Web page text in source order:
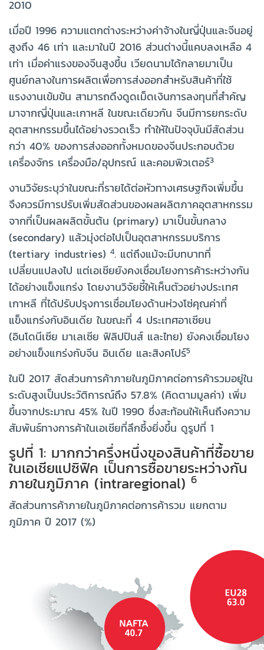
2010
เมื่อปี 1996 ความแตกต่างระหว่างค่าจ้างในญี่ปุ่นและจีนอยู่
สูงถึง 46 เท่า และมาในปี 2016 ส่วนต่างนี้แคบลงเหลือ 4
เท่า เมื่อค่าแรงของจีนสูงขึ้น เวียดนามได้กลายมาเป็น
ศูนย์กลางในการผลิตเพื่อการส่งออกสำหรับสินค้าที่ใช้
แรงงานเข้มข้น สามารถดึงดูดเม็ดเงินการลงทุนที่สำคัญ
มาจากญี่ปุ่นและเกาหลี ในขณะเดียวกัน จีนมีการยกระดับ
อุตสาหกรรมขึ้นได้อย่างรวดเร็ว ทำให้ในปัจจุบันมีสัดส่วน
กว่า 40% ของการส่งออกทั้งหมดของจีนประกอบด้วย
เครื่องจักร เครื่องมือ/อุปกรณ์ และคอมพิวเตอร์3
งานวิจัยระบุว่าในขณะที่รายได้ต่อหัวทางเศรษฐกิจเพิ่มขึ้น
จึงควรมีการปรับเพิ่มสัดส่วนของผลผลิตภาคอุตสาหกรรม
จากที่เป็นผลผลิตขั้นต้น (primary) มาเป็นขั้นกลาง
(secondary) แล้วมุ่งต่อไปเป็นอุตสาหกรรมบริการ
(tertiary industries) 4. แต่ถึงแม้จะมีบทบาทที่
เปลี่ยนแปลงไป แต่เอเชียยังคงเชื่อมโยงการค้าระหว่างกัน
ได้อย่างแข็งแกร่ง โดยงานวิจัยชี้ให้เห็นตัวอย่างประเทศ
เกาหลี ที่ได้ปรับปรุงการเชื่อมโยงด้านห่วงโซ่คุณค่าที่
แข็งแกร่งกับอินเดีย ในขณะที่ 4 ประเทศอาเซียน
(อินโดนีเซีย มาเลเซีย ฟิลิปปินส์ และไทย) ยังคงเชื่อมโยง
อย่างแข็งแกร่งกับจีน อินเดีย และสิงคโปร์5
ในปี 2017 สัดส่วนการค้าภายในภูมิภาคต่อการค้ารวมอยู่ใน
ระดับสูงเป็นประวัติการณ์ถึง 57.8% (คิดตามมูลค่า) เพิ่ม
ขึ้นจากประมาณ 45% ในปี 1990 ซึ่งสะท้อนให้เห็นถึงความ
สัมพันธ์ทางการค้าในเอเชียที่ลึกซึ้งยิ่งขึ้น ดูรูปที่ 1
รูปที่ 1: มากกว่าครึ่งหนึ่งของสินค้าที่ซื้อขาย
ในเอเชียแปซิฟิค เป็นการซื้อขายระหว่างกัน
ภายในภูมิภาค (intraregional) 6
สัดส่วนการค้าภายในภูมิภาคต่อการค้ารวม แยกตาม
ภูมิภาค ปี 2017 (%)